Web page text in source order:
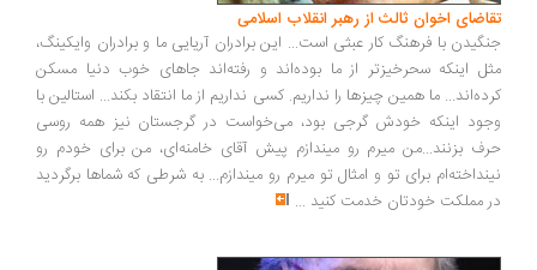
تقاضای اخوان ثالث از رهبر انقلاب اسلامی
جنگیدن با فرهنگ کار عبثی است... این برادران آریایی ما و برادران وایکینگ،
مثل اینکه سحرخیزتر از ما بوده‌اند و رفته‌اند جاهای خوب دنیا مسکن
کرده‌اند... ما همین چیزها را نداریم. کسی نداریم از ما انتقاد بکند... استالین با
وجود اینکه خودش گرجی بود، می‌خواست در گرجستان نیز همه روسی
حرف بزنند...من میرم رو میندازم پیش آقای خامنه‌ای، من برای خودم رو
نینداخته‌ام برای تو و امثال تو میرم رو میندازم... به شرطی که شماها برگردید
در مملکت خودتان خدمت کنید ...